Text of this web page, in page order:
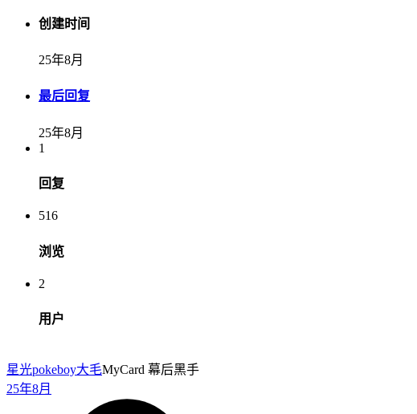
创建时间
25年8月
最后回复
25年8月
1
回复
516
浏览
2
用户
星光pokeboy大毛MyCard 幕后黑手
25年8月